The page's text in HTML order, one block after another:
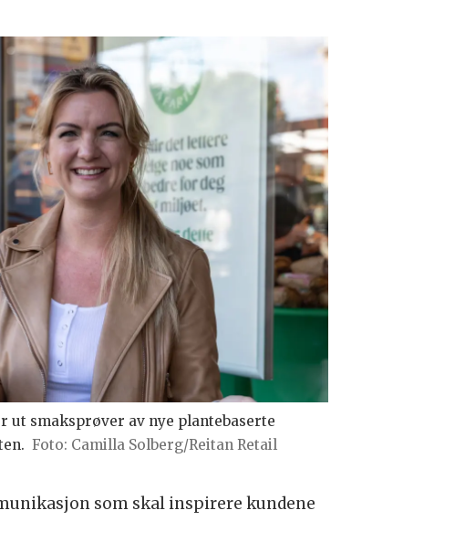
ut smaksprøver av nye plantebaserte
Foto: Camilla Solberg/Reitan Retail
som skal inspirere kundene